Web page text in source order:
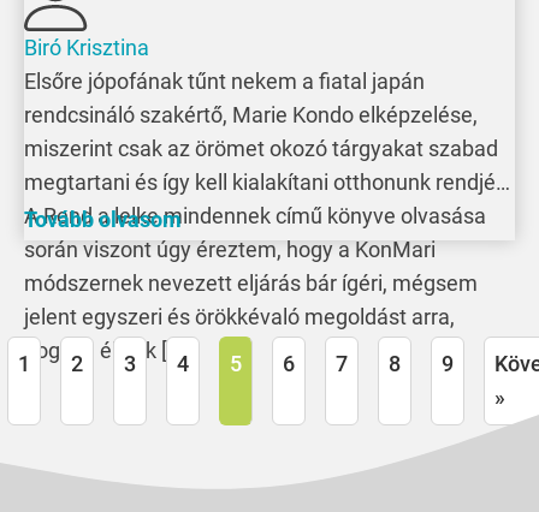
Biró Krisztina
Elsőre jópofának tűnt nekem a fiatal japán
rendcsináló szakértő, Marie Kondo elképzelése,
miszerint csak az örömet okozó tárgyakat szabad
megtartani és így kell kialakítani otthonunk rendjét.
A Rend a lelke mindennek című könyve olvasása
során viszont úgy éreztem, hogy a KonMari
módszernek nevezett eljárás bár ígéri, mégsem
jelent egyszeri és örökkévaló megoldást arra,
hogyan éljünk […]
Tovább olvasom
1 2 3 4 5 6 7 8 9
»